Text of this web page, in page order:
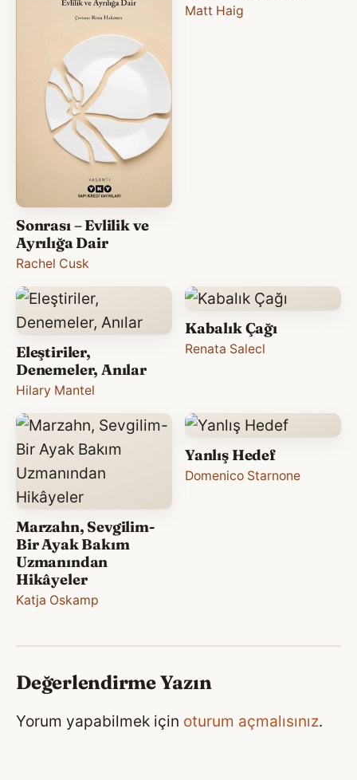
Sonrası – Evlilik ve
Ayrılığa Dair
Rachel Cusk
Matt Haig
Eleştiriler,
Denemeler, Anılar
Hilary Mantel
Kabalık Çağı
Renata Salecl
Marzahn, Sevgilim-
Bir Ayak Bakım
Uzmanından
Hikâyeler
Katja Oskamp
Yanlış Hedef
Domenico Starnone
Değerlendirme Yazın
Yorum yapabilmek için oturum açmalısınız.